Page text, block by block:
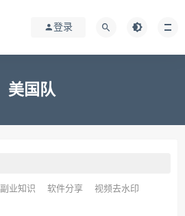
登录
美国队
副业知识 软件分享 视频去水印